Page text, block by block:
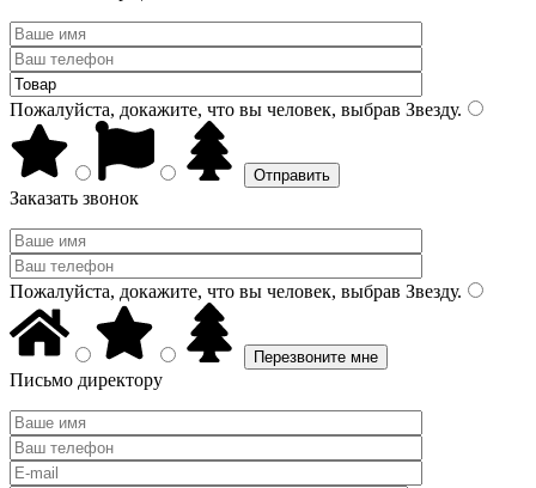
Пожалуйста, докажите, что вы человек, выбрав Звезду.
Заказать звонок
Пожалуйста, докажите, что вы человек, выбрав Звезду.
Письмо директору